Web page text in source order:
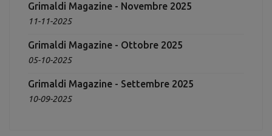
Grimaldi Magazine - Novembre 2025
11-11-2025
Grimaldi Magazine - Ottobre 2025
05-10-2025
Grimaldi Magazine - Settembre 2025
10-09-2025